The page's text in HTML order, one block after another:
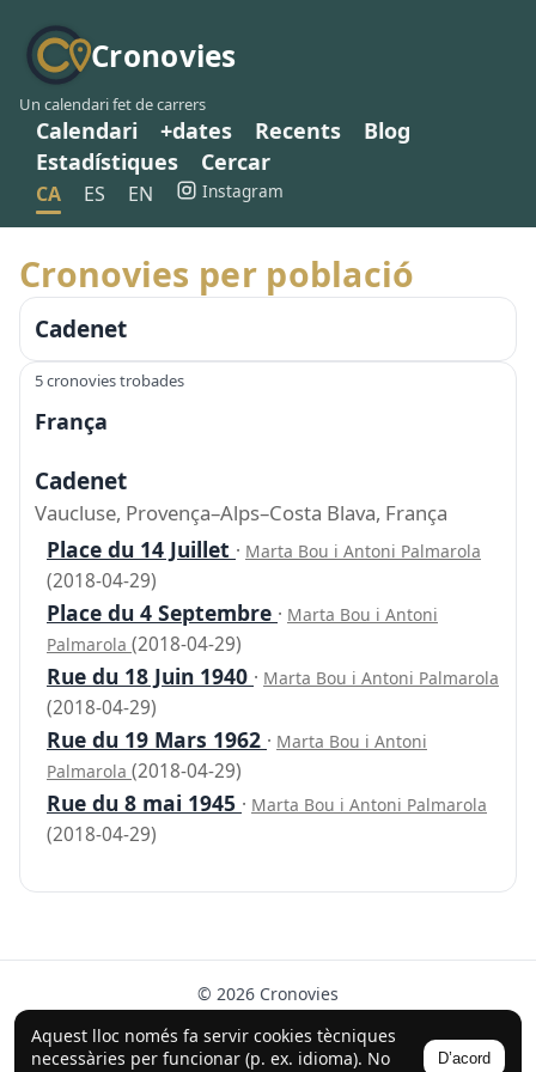
Cronovies
Un calendari fet de carrers
Calendari +dates Recents
Blog
Estadístiques
Cercar
CA ES EN Instagram
Aquest lloc només fa servir cookies tècniques
necessàries per funcionar (p. ex. idioma). No
D’acord
Cronovies per població
Cadenet
5 cronovies trobades
França
Cadenet
Vaucluse, Provença–Alps–Costa Blava, França
Place du 14 Juillet · Marta Bou i Antoni Palmarola
(2018-04-29)
Place du 4 Septembre · Marta Bou i Antoni
Palmarola (2018-04-29)
Rue du 18 Juin 1940 · Marta Bou i Antoni Palmarola
(2018-04-29)
Rue du 19 Mars 1962 · Marta Bou i Antoni
Palmarola (2018-04-29)
Rue du 8 mai 1945 · Marta Bou i Antoni Palmarola
(2018-04-29)
© 2026 Cronovies
Història als carrers · Desenvolupat amb l’ajuda de la IA
(ChatGPT).